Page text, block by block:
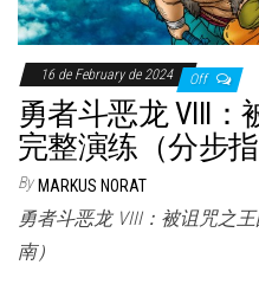
16 de February de 2024 Off
勇者斗恶龙 VIII
完整演练（分步指
By MARKUS NORAT
勇者斗恶龙 VIII：被诅咒之
南）